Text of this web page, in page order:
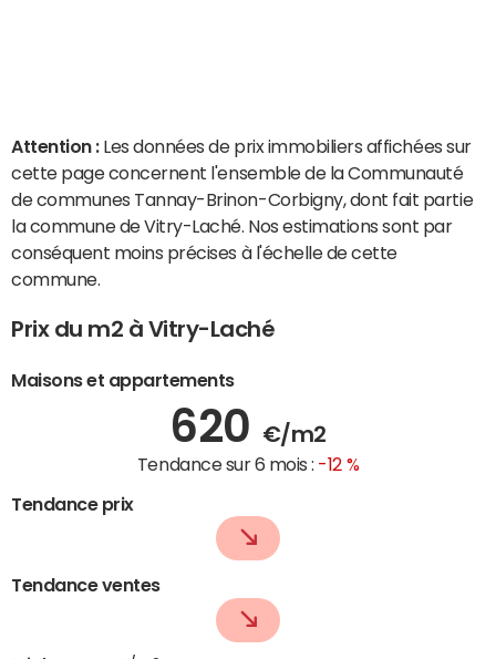
Attention : Les données de prix immobiliers affichées sur
cette page concernent l'ensemble de la Communauté
de communes Tannay-Brinon-Corbigny, dont fait partie
la commune de Vitry-Laché. Nos estimations sont par
conséquent moins précises à l'échelle de cette
commune.
Prix du m2 à Vitry-Laché
Maisons et appartements
620 €/m2
Tendance sur 6 mois : -12 %
Tendance prix
Tendance ventes